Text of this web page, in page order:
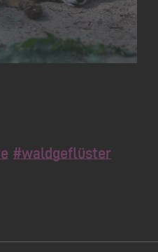
#waldgeflüster